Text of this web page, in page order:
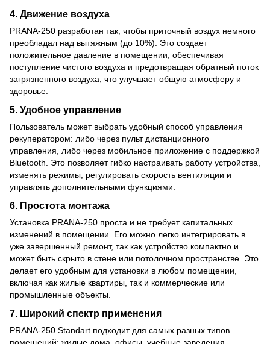
4. Движение воздуха
PRANA-250 разработан так, чтобы приточный воздух немного
преобладал над вытяжным (до 10%). Это создает
положительное давление в помещении, обеспечивая
поступление чистого воздуха и предотвращая обратный поток
загрязненного воздуха, что улучшает общую атмосферу и
здоровье.
5. Удобное управление
Пользователь может выбрать удобный способ управления
рекуператором: либо через пульт дистанционного
управления, либо через мобильное приложение с поддержкой
Bluetooth. Это позволяет гибко настраивать работу устройства,
изменять режимы, регулировать скорость вентиляции и
управлять дополнительными функциями.
6. Простота монтажа
Установка PRANA-250 проста и не требует капитальных
изменений в помещении. Его можно легко интегрировать в
уже завершенный ремонт, так как устройство компактно и
может быть скрыто в стене или потолочном пространстве. Это
делает его удобным для установки в любом помещении,
включая как жилые квартиры, так и коммерческие или
промышленные объекты.
7. Широкий спектр применения
PRANA-250 Standart подходит для самых разных типов
помещений: жилые дома, офисы, учебные заведения,